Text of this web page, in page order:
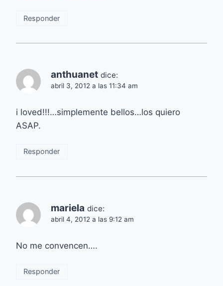
Responder
anthuanet dice:
abril 3, 2012 a las 11:34 am
i loved!!!…simplemente bellos…los quiero
ASAP.
Responder
mariela dice:
abril 4, 2012 a las 9:12 am
No me convencen….
Responder